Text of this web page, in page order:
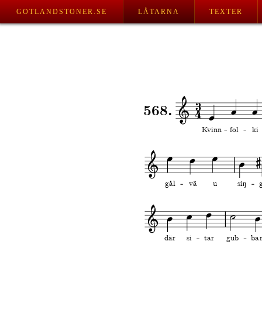
GOTLANDSTONER.SE LÅTARNA TEXTER
Kvinn fol
568.
ki
vä u siŋ
gål
tar
si gub
där